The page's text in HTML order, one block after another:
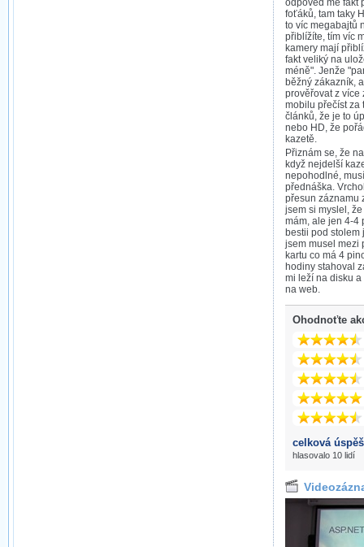
odpověď mě fakt
foťáků, tam taky
to víc megabajtů
přiblížíte, tím víc
kamery mají
fakt veliký na
méně". Jenže
běžný zákazník,
prověřovat z více
mobilu přečíst za
článků, že je to
nebo HD, že
kazetě.
Přiznám se, že
když nejdelší
nepohodlné,
přednáška.
přesun záznamu
jsem si myslel,
mám, ale jen 4-4
bestii pod stolem
jsem musel mezi
kartu co má 4
hodiny stahoval
mi leží na disku
na web.
Ohodnoťte
celková
hlasovalo 10 lidí